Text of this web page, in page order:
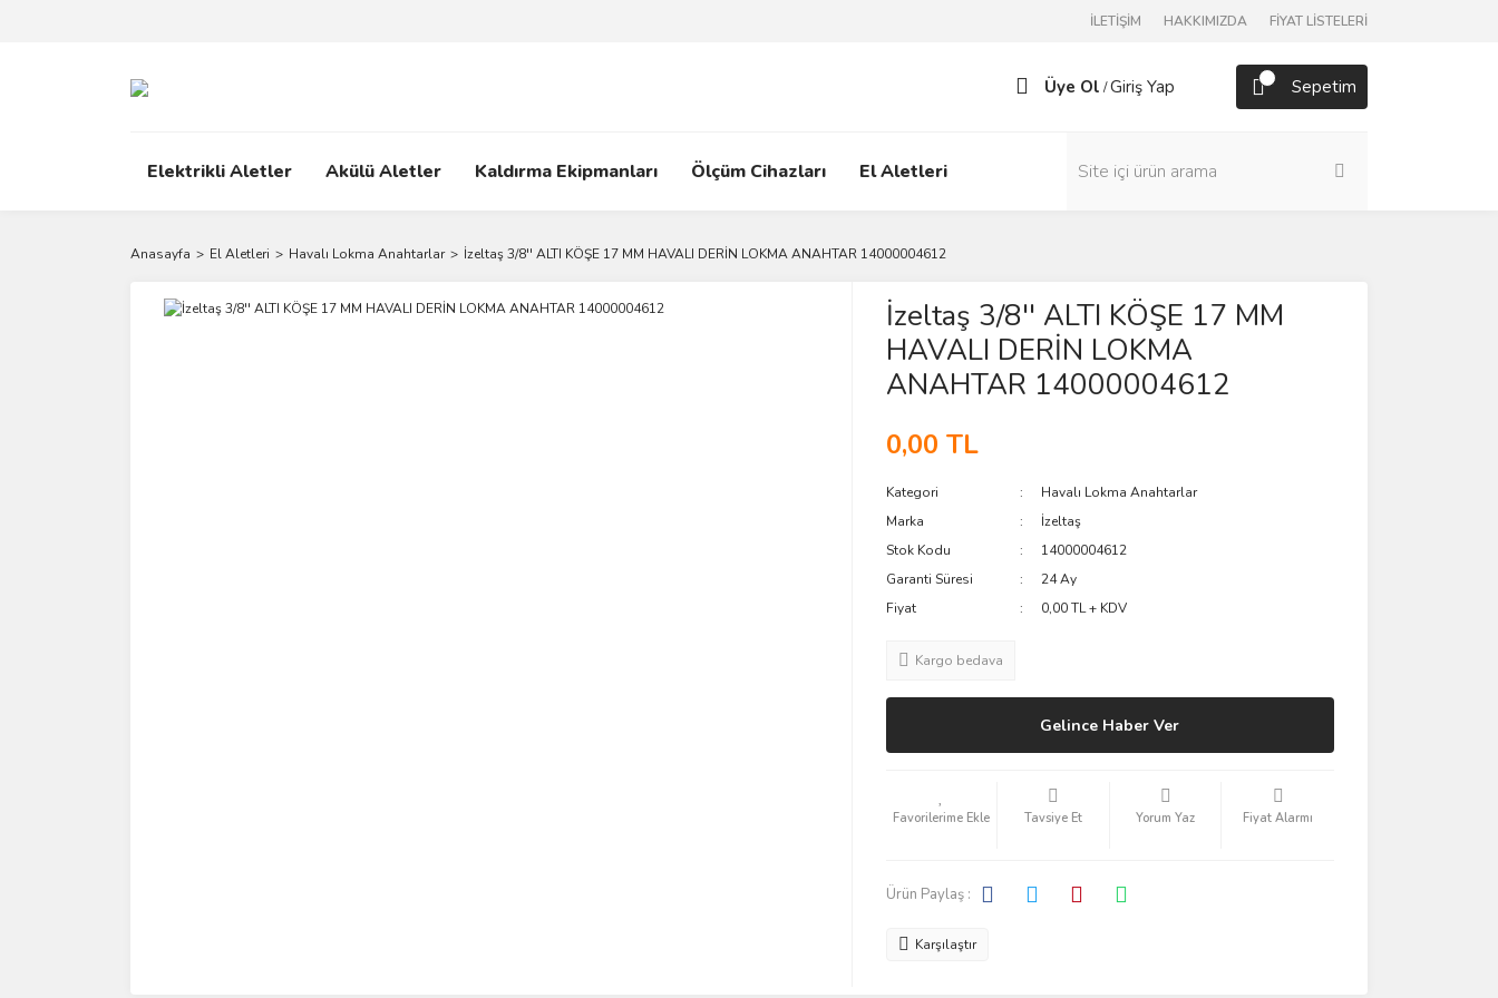
İLETİŞİM HAKKIMIZDA FİYAT LİSTELERİ
Üye Ol /Giriş Yap Sepetim
Elektrikli Aletler Akülü Aletler Kaldırma Ekipmanları Ölçüm Cihazları El Aletleri
Anasayfa El Aletleri Havalı Lokma Anahtarlar İzeltaş 3/8'' ALTI KÖŞE 17 MM HAVALI DERİN LOKMA ANAHTAR 14000004612
İzeltaş 3/8'' ALTI KÖŞE 17 MM
HAVALI DERİN LOKMA
ANAHTAR 14000004612
0,00 TL
Kategori
Havalı Lokma Anahtarlar
Marka
İzeltaş
Stok Kodu
14000004612
Garanti Süresi
24 Ay
Fiyat
0,00 TL + KDV
Kargo bedava
Gelince Haber Ver
Tavsiye Et Yorum Yaz Fiyat Alarmı
Ürün Paylaş :
Karşılaştır